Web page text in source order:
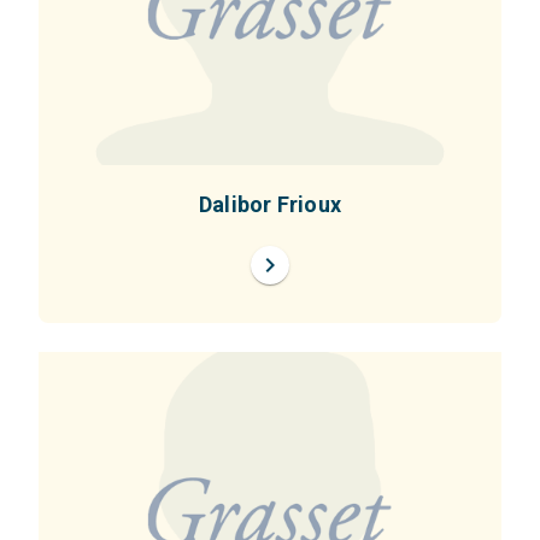
Dalibor Frioux
chevron_right